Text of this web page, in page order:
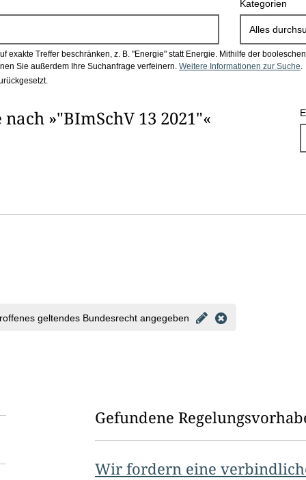
Kategorien
Alles
exakte Treffer beschränken, z. B. "Energie" statt Energie. Mithilfe der
Sie außerdem Ihre Suchanfrage verfeinern. Weitere Informationen zur Suche.
»"BImSchV 13 2021"«
geltendes Bundesrecht angegeben
Gefundene
Wir fordern eine